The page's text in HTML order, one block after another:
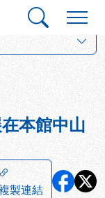
本館中山
製連結